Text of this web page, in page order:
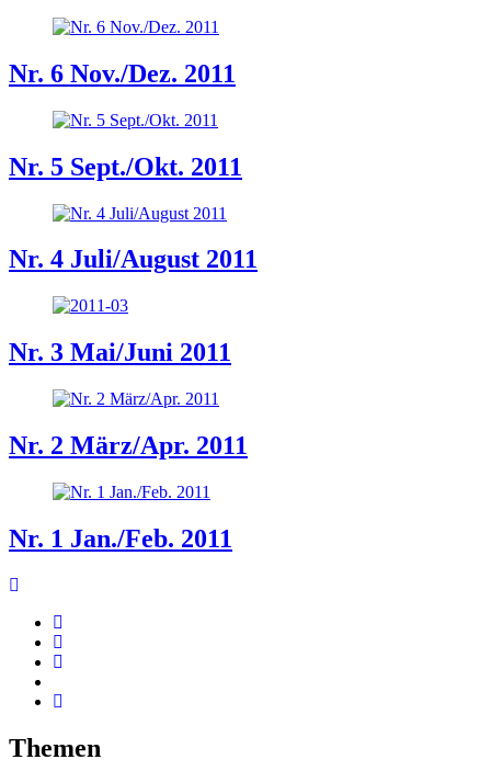
Nr. 6 Nov./Dez. 2011
Nr. 5 Sept./Okt. 2011
Nr. 4 Juli/August 2011
Nr. 3 Mai/Juni 2011
Nr. 2 März/Apr. 2011
Nr. 1 Jan./Feb. 2011
Themen